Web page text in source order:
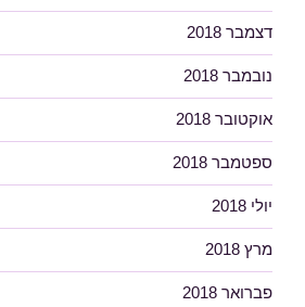
דצמבר 2018
נובמבר 2018
אוקטובר 2018
ספטמבר 2018
יולי 2018
מרץ 2018
פברואר 2018